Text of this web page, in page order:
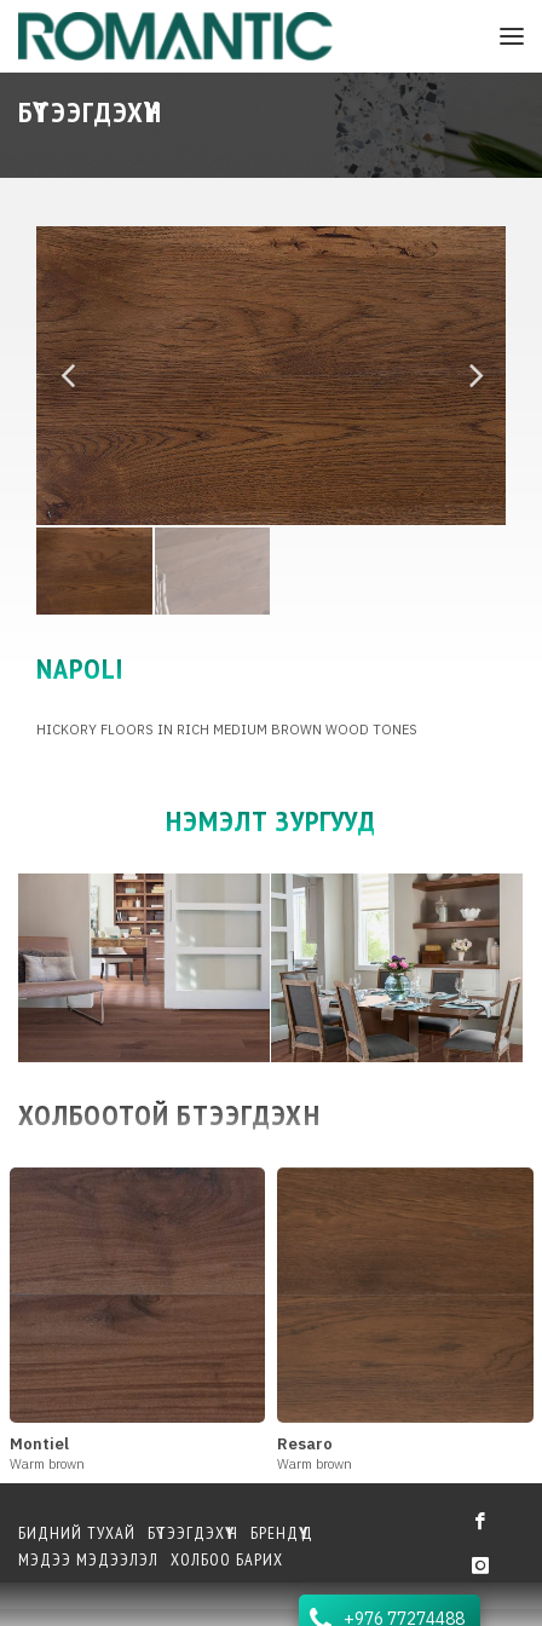
БҮТЭЭГДЭХҮҮН
NAPOLI
HICKORY FLOORS IN RICH MEDIUM BROWN WOOD TONES
НЭМЭЛТ ЗУРГУУД
ХОЛБООТОЙ БҮТЭЭГДЭХҮҮН
Warm brown
Montiel
Warm brown
Resaro
БИДНИЙ ТУХАЙ БҮТЭЭГДЭХҮҮН
БРЕНДҮҮД
МЭДЭЭ МЭДЭЭЛЭЛ
ХОЛБОО БАРИХ
+976 77274488